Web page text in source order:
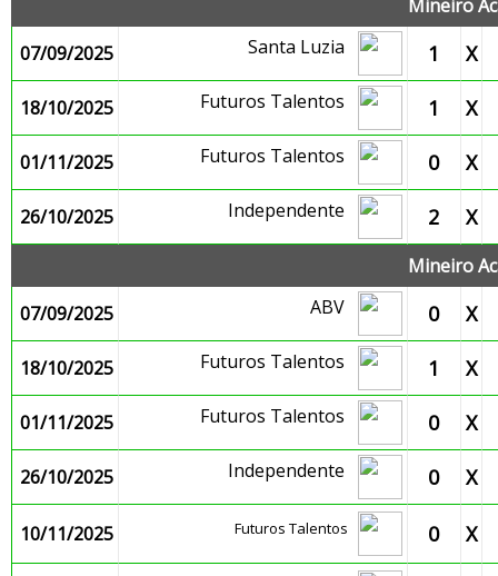
Mineiro
07/09/2025
Santa Luzia 1 X
18/10/2025 Futuros Talentos 1 X
01/11/2025 Futuros Talentos 0 X
26/10/2025 Independente 2 X
Mineiro
07/09/2025
ABV 0 X
18/10/2025 Futuros Talentos 1 X
01/11/2025 Futuros Talentos 0 X
26/10/2025 Independente 0 X
10/11/2025 Futuros Talentos 0 X